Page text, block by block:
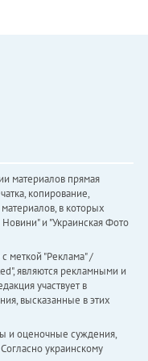
материалов прямая
копирование,
в которых
Новини" и "Украинская Фото
меткой "Реклама" /
являются рекламными и
участвует в
высказанные в этих
и оценочные суждения,
украинскому